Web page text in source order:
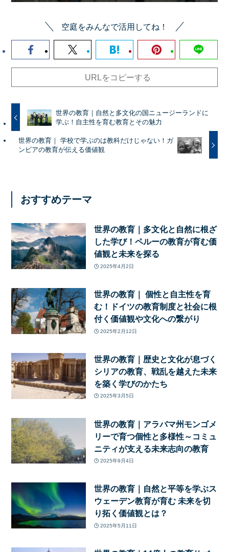
空庭をみんなで活用してね！
URLをコピーする
世界の教育｜自然と多文化の国ニュージーランドに
学ぶ！自主性を育む教育とその魅力
世界の教育｜ 学校で学ぶのは教科だけじゃない！ガ
ンビアの教育が伝える価値観
おすすめテーマ
世界の教育｜多文化と自然に根ざ
した学び！ペルーの教育が育む価
値観と未来を探る
2025年4月2日
世界の教育｜ 個性と自主性を育
む！ドイツの教育制度と社会に根
付く価値観や文化への繋がり
2025年2月12日
世界の教育｜歴史と文化が息づく
シリアの教育、戦乱を越えた未来
を築く学びのかたち
2025年3月5日
世界の教育｜アラバマ州モンゴメ
リーで育つ個性と多様性～コミュ
ニティが支える未来志向の教育
2025年9月4日
世界の教育｜自然と平等を学ぶス
ウェーデン教育が育む 未来を切
り拓く価値観とは？
2025年5月11日